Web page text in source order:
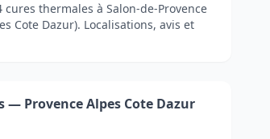
cures thermales à Salon-de-Provence
Cote Dazur). Localisations, avis et
— Provence Alpes Cote Dazur